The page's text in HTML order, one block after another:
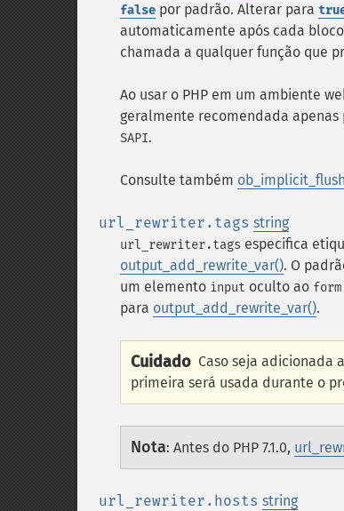
false por padrão. Alterar para
automaticamente após cada
chamada a qualquer função que
Ao usar o PHP em um ambiente
geralmente recomendada
SAPI.
Consulte também
url_rewriter.tags string
url_rewriter.tags especifica
output_add_rewrite_var(). O
um elemento input oculto ao form
para output_add_rewrite_var().
Cuidado Caso seja adicionada
primeira será usada durante o
Nota: Antes do PHP 7.1.0,
url_rewriter.hosts string